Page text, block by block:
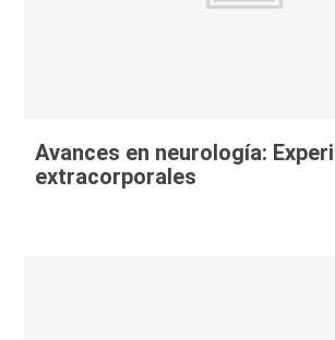
Avances en neurología:
extracorporales